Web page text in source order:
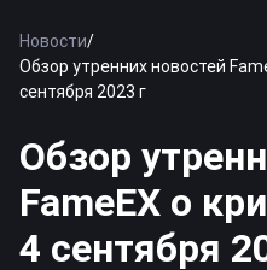
Новости/
Обзор утренних новостей
сентября 2023 г
Обзор
FameEX о
4 сентября